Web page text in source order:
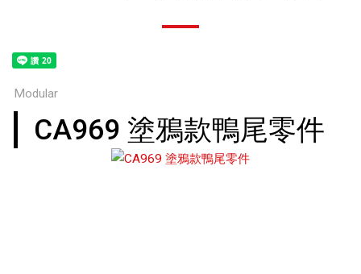
Modular
CA969 塗鴉款鴨尾零件